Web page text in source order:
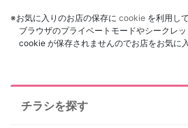
※お気に入りのお店の保存に cookie を利用し
ブラウザのプライベートモードやシークレ
cookie が保存されませんのでお店をお気に
チラシを探す